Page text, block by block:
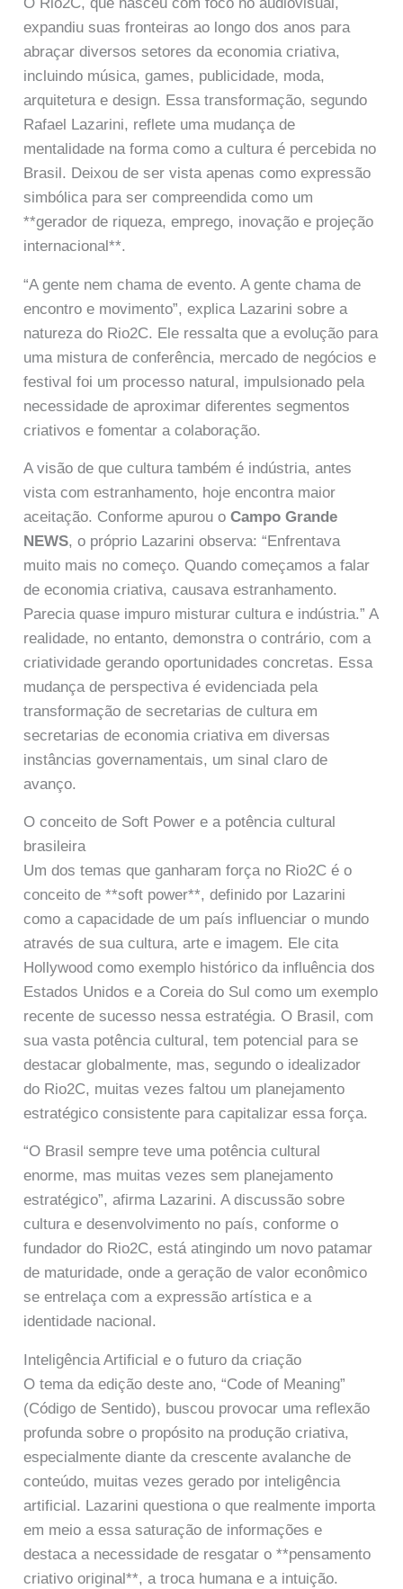
expandiu suas fronteiras ao longo dos anos para
abraçar diversos setores da economia criativa,
incluindo música, games, publicidade, moda,
arquitetura e design. Essa transformação, segundo
Rafael Lazarini, reflete uma mudança de
mentalidade na forma como a cultura é percebida no
Brasil. Deixou de ser vista apenas como expressão
simbólica para ser compreendida como um
**gerador de riqueza, emprego, inovação e projeção
internacional**.
“A gente nem chama de evento. A gente chama de
encontro e movimento”, explica Lazarini sobre a
natureza do Rio2C. Ele ressalta que a evolução para
uma mistura de conferência, mercado de negócios e
festival foi um processo natural, impulsionado pela
necessidade de aproximar diferentes segmentos
criativos e fomentar a colaboração.
A visão de que cultura também é indústria, antes
vista com estranhamento, hoje encontra maior
aceitação. Conforme apurou oCampo Grande
NEWS, o próprio Lazarini observa: “Enfrentava
muito mais no começo. Quando começamos a falar
de economia criativa, causava estranhamento.
Parecia quase impuro misturar cultura e indústria.” A
realidade, no entanto, demonstra o contrário, com a
criatividade gerando oportunidades concretas. Essa
mudança de perspectiva é evidenciada pela
transformação de secretarias de cultura em
secretarias de economia criativa em diversas
instâncias governamentais, um sinal claro de
avanço.
O conceito de Soft Power e a potência cultural
brasileira
Um dos temas que ganharam força no Rio2C é o
conceito de **soft power**, definido por Lazarini
como a capacidade de um país influenciar o mundo
através de sua cultura, arte e imagem. Ele cita
Hollywood como exemplo histórico da influência dos
Estados Unidos e a Coreia do Sul como um exemplo
recente de sucesso nessa estratégia. O Brasil, com
sua vasta potência cultural, tem potencial para se
destacar globalmente, mas, segundo o idealizador
do Rio2C, muitas vezes faltou um planejamento
estratégico consistente para capitalizar essa força.
“O Brasil sempre teve uma potência cultural
enorme, mas muitas vezes sem planejamento
estratégico”, afirma Lazarini. A discussão sobre
cultura e desenvolvimento no país, conforme o
fundador do Rio2C, está atingindo um novo patamar
de maturidade, onde a geração de valor econômico
se entrelaça com a expressão artística e a
identidade nacional.
Inteligência Artificial e o futuro da criação
O tema da edição deste ano, “Code of Meaning”
(Código de Sentido), buscou provocar uma reflexão
profunda sobre o propósito na produção criativa,
especialmente diante da crescente avalanche de
conteúdo, muitas vezes gerado por inteligência
artificial. Lazarini questiona o que realmente importa
em meio a essa saturação de informações e
destaca a necessidade de resgatar o **pensamento
criativo original**, a troca humana e a intuição.